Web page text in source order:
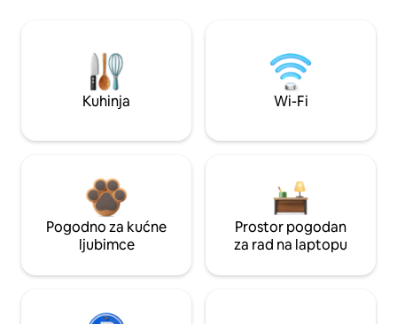
Kuhinja Wi-Fi
Pogodno za kućne
ljubimce
Prostor pogodan
za rad na laptopu